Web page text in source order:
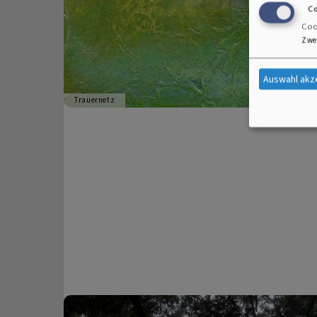
Trauernetz
Auswahl